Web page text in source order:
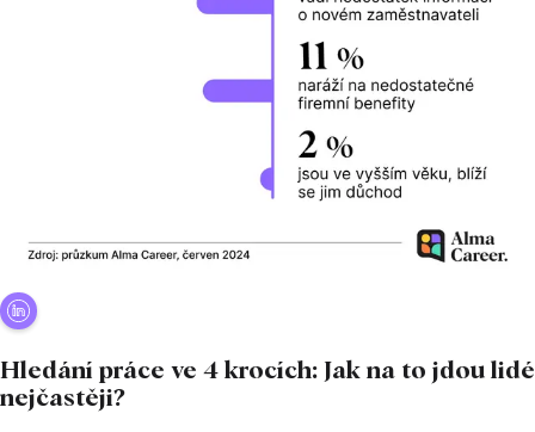
Hledání práce ve 4 krocích: Jak na to jdou lidé
nejčastěji?